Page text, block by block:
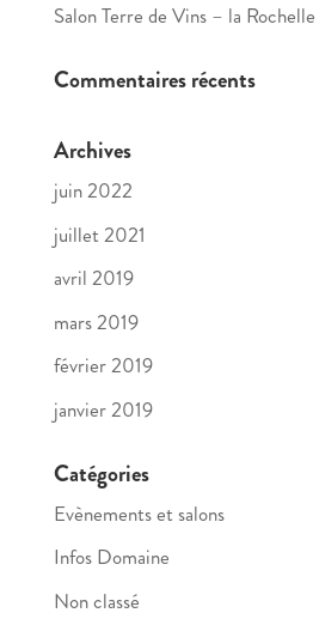
Salon Terre de Vins – la Rochelle
Commentaires récents
Archives
juin 2022
juillet 2021
avril 2019
mars 2019
février 2019
janvier 2019
Catégories
Evènements et salons
Infos Domaine
Non classé